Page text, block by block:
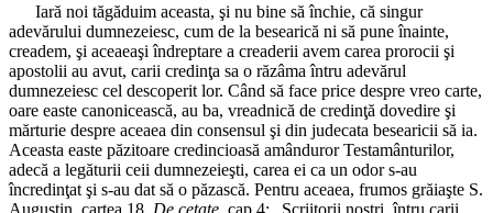
Iară noi tăgăduim aceasta, şi nu bine să închie, că singur
adevărului dumnezeiesc, cum de la besearică ni să pune înainte,
creadem, şi aceaeaşi îndreptare a creaderii avem carea prorocii şi
apostolii au avut, carii credinţa sa o răzâma întru adevărul
dumnezeiesc cel descoperit lor. Când să face price despre vreo carte,
oare easte canonicească, au ba, vreadnică de credinţă dovedire şi
mărturie despre aceaea din consensul şi din judecata besearicii să ia.
Aceasta easte păzitoare credincioasă amânduror Testamânturilor,
adecă a legăturii ceii dumnezeieşti, carea ei ca un odor s-au
încredinţat şi s-au dat să o păzască. Pentru aceaea, frumos grăiaşte S.
Augustin, cartea 18, De cetate, cap 4: „Scriitorii noştri, întru carii